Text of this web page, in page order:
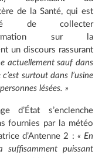
de la Santé, qui est
de collecter
sur la
un discours rassurant
actuellement sauf dans
surtout dans l’usine
lésées. »
d’État s’enclenche
fournies par la météo
d’Antenne 2 : « En
suffisamment puissant